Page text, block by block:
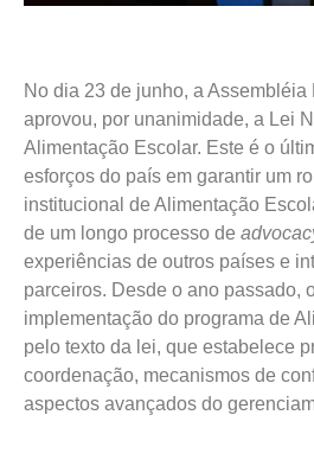
No dia 23 de junho, a Assembléia
aprovou, por unanimidade, a Lei
Alimentação Escolar. Este é o
esforços do país em garantir um
institucional de Alimentação
de um longo processo de
experiências de outros países e
parceiros. Desde o ano passado,
implementação do programa de
pelo texto da lei, que estabelece
coordenação, mecanismos de
aspectos avançados do